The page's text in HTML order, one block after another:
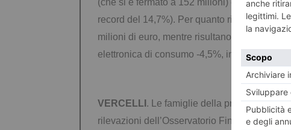
(che si è fermato a 152 milioni) e un
record del 14,7%). Per quanto riguarda i
milioni di euro, mentre risultano in flessione
elettronica di consumo -4,5%, information
VERCELLI . Le famiglie della provincia di
rilevazioni dell’Osservatorio Findomestic